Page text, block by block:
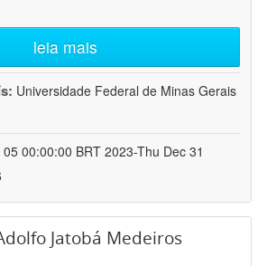
leia mais
Universidade Federal de Minas Gerais
00:00:00 BRT 2023-Thu Dec 31
Jatobá Medeiros